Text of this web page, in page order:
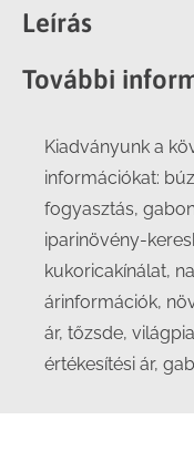
Facebook
X
Leírás
További
Kiadványunk a
információkat:
fogyasztás,
iparinövény-
kukoricakínálat,
árinformációk,
ár, tőzsde,
értékesítési ár,